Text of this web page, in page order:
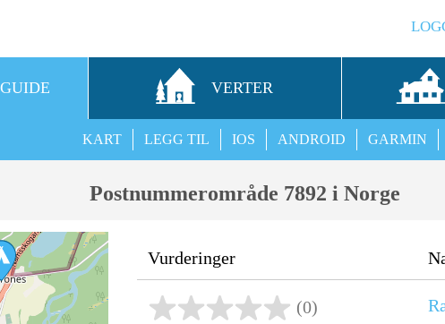
VERTER
GARMIN
ANDROID
IOS
LEGG TIL
KART
Postnummerområde 7892 i Norge
Vurderinger
(0)